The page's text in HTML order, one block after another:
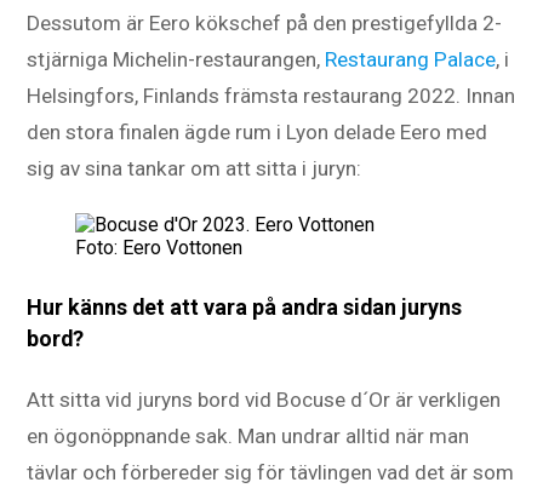
Dessutom är Eero kökschef på den prestigefyllda 2-
stjärniga Michelin-restaurangen, Restaurang Palace, i
Helsingfors, Finlands främsta restaurang 2022. Innan
den stora finalen ägde rum i Lyon delade Eero med
sig av sina tankar om att sitta i juryn:
Foto: Eero Vottonen
Hur känns det att vara på andra sidan juryns
bord?
Att sitta vid juryns bord vid Bocuse d´Or är verkligen
en ögonöppnande sak. Man undrar alltid när man
tävlar och förbereder sig för tävlingen vad det är som